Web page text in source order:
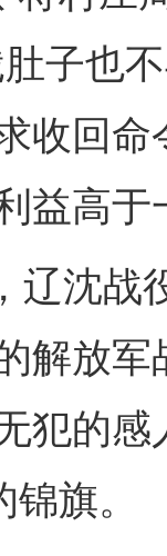
子也
收回
益高于
沈战
解放
犯的
旗。